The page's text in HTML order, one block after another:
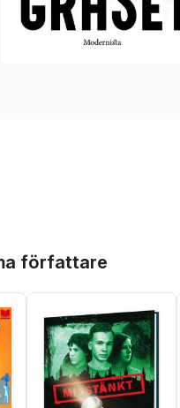
författare